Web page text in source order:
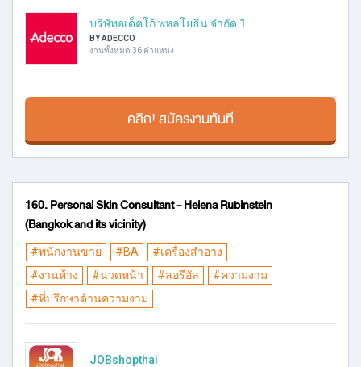
บริษัทอเด็คโก้ พหลโยธิน จำกัด 1
BY ADECCO
งานทั้งหมด 36 ตำแหน่ง
คลิก! สมัครงานทันที
160. Personal Skin Consultant - Helena Rubinstein
(Bangkok and its vicinity)
#พนักงานขาย #BA
#เครื่องสำอาง
#งานห้าง
#นวดหน้า #ลอรีอัล
#ความงาม
#ที่ปรึกษาด้านความงาม
JOBshopthai